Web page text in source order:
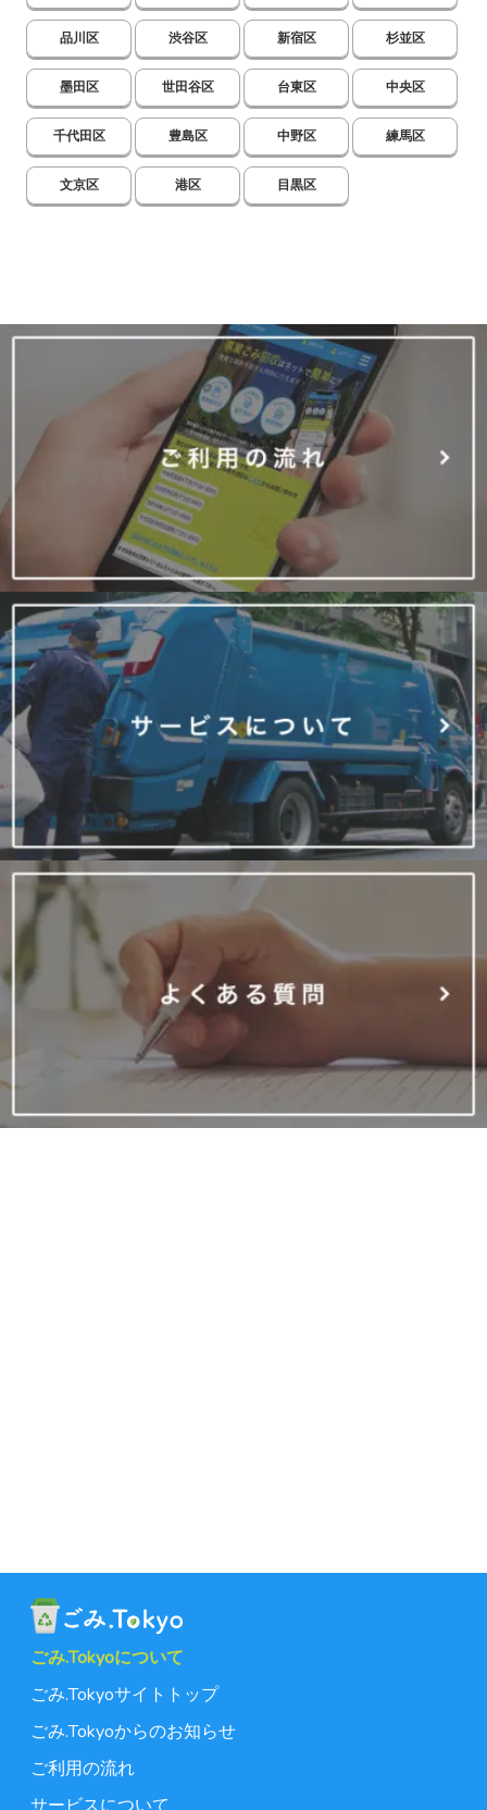
品川区 渋谷区 新宿区 杉並区
墨田区 世田谷区 台東区 中央区
千代田区 豊島区 中野区 練馬区
文京区 港区 目黒区
ごみ.Tokyoについて
ごみ.Tokyoサイトトップ
ごみ.Tokyoからのお知らせ
ご利用の流れ